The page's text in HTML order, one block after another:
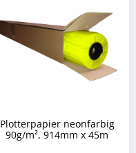
Plotterpapier neonfarbig
90g/m², 914mm x 45m